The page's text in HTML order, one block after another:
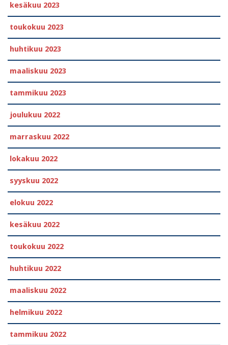
kesäkuu 2023
toukokuu 2023
huhtikuu 2023
maaliskuu 2023
tammikuu 2023
joulukuu 2022
marraskuu 2022
lokakuu 2022
syyskuu 2022
elokuu 2022
kesäkuu 2022
toukokuu 2022
huhtikuu 2022
maaliskuu 2022
helmikuu 2022
tammikuu 2022